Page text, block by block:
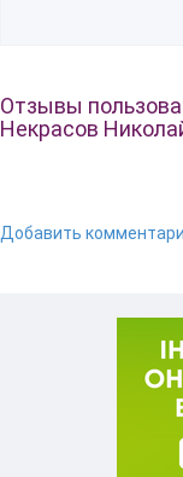
Отзывы
Некрасов
Добавить